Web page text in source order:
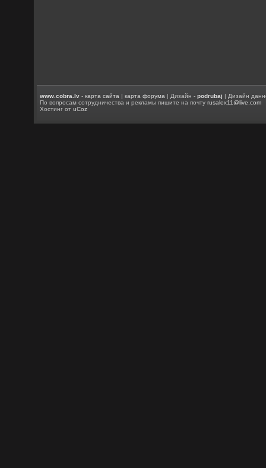
www.cobra.lv -карта сайта |карта форума | Дизайн -podrubaj | Дизайн
По вопросам сотрудничества и рекламы пишите на почтуrusalex11@live.com
Хостинг отuCoz